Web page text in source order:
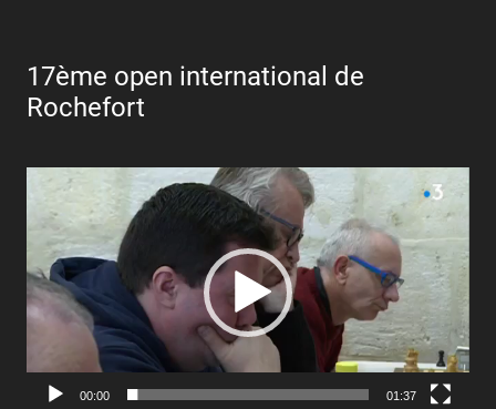
17ème open international de
Rochefort
Lecteur
00:00 01:37